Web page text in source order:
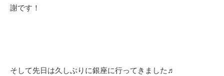
謝です！
そして先日は久しぶりに銀座に行ってきました♬